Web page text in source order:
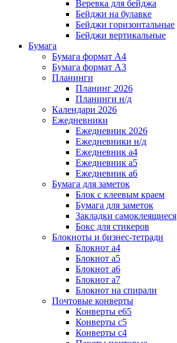
Веревка для бейджа
Бейджи на булавке
Бейджи горизонтальные
Бейджи вертикальные
Бумага
Бумага формат А4
Бумага формат А3
Планинги
Планинг 2026
Планинги н/д
Календари 2026
Ежедневники
Ежедневник 2026
Ежедневники н/д
Ежедневник а4
Ежедневник а5
Ежедневник а6
Бумага для заметок
Блок с клеевым краем
Бумага для заметок
Закладки самоклеящиеся
Бокс для стикеров
Блокноты и бизнес-тетради
Блокнот а4
Блокнот а5
Блокнот а6
Блокнот а7
Блокнот на спирали
Почтовые конверты
Конверты е65
Конверты с5
Конверты с4